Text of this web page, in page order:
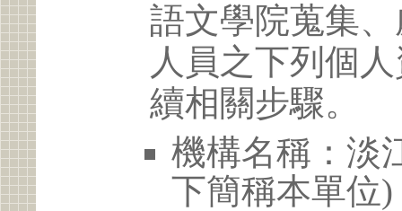
語文學院蒐集
人員之下列個
續相關步驟。
機構名稱：淡
下簡稱本單位)